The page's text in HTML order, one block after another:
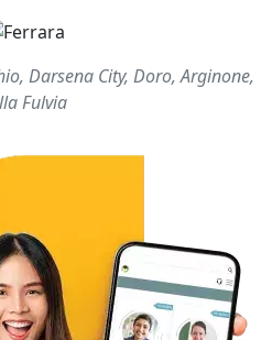
Darsena City, Doro, Arginone,
Fulvia